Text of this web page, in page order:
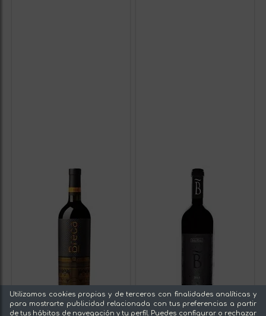
Utilizamos cookies propias y de terceros con finalidades analíticas y
para mostrarte publicidad relacionada con tus preferencias a partir
de tus hábitos de navegación y tu perfil. Puedes configurar o rechazar